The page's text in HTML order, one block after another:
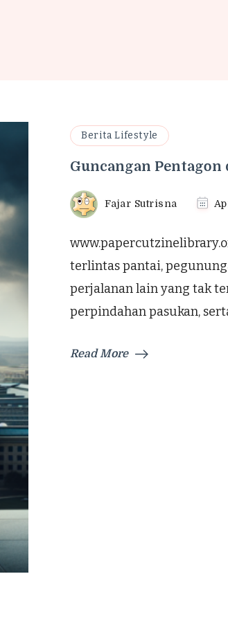
Berita Lifestyle
Guncangan
Fajar Sutrisna
terlintas pantai,
perjalanan lain yang tak
perpindahan pasukan,
Read More